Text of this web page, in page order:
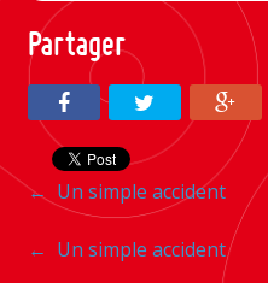
Partager
Navigation
entre
← Un simple accident
Navigation
← Un simple accident